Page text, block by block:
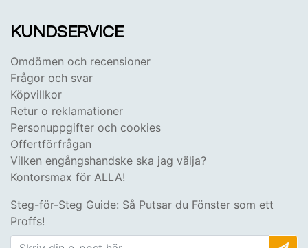
KUNDSERVICE
Omdömen och recensioner
Frågor och svar
Köpvillkor
Retur o reklamationer
Personuppgifter och cookies
Offertförfrågan
Vilken engångshandske ska jag välja?
Kontorsmax för ALLA!
Steg-för-Steg Guide: Så Putsar du Fönster som ett
Proffs!